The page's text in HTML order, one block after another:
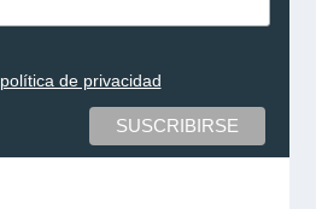
política de privacidad